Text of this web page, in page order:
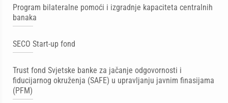
Program bilateralne pomoći i izgradnje kapaciteta centralnih
banaka
SECO Start-up fond
Trust fond Svjetske banke za jačanje odgovornosti i
fiducijarnog okruženja (SAFE) u upravljanju javnim finasijama
(PFM)